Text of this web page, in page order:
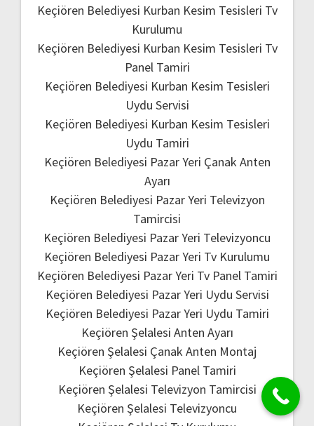
Keçiören Belediyesi Kurban Kesim Tesisleri Tv
Kurulumu
Keçiören Belediyesi Kurban Kesim Tesisleri Tv
Panel Tamiri
Keçiören Belediyesi Kurban Kesim Tesisleri
Uydu Servisi
Keçiören Belediyesi Kurban Kesim Tesisleri
Uydu Tamiri
Keçiören Belediyesi Pazar Yeri Çanak Anten
Ayarı
Keçiören Belediyesi Pazar Yeri Televizyon
Tamircisi
Keçiören Belediyesi Pazar Yeri Televizyoncu
Keçiören Belediyesi Pazar Yeri Tv Kurulumu
Keçiören Belediyesi Pazar Yeri Tv Panel Tamiri
Keçiören Belediyesi Pazar Yeri Uydu Servisi
Keçiören Belediyesi Pazar Yeri Uydu Tamiri
Keçiören Şelalesi Anten Ayarı
Keçiören Şelalesi Çanak Anten Montaj
Keçiören Şelalesi Panel Tamiri
Keçiören Şelalesi Televizyon Tamircisi
Keçiören Şelalesi Televizyoncu